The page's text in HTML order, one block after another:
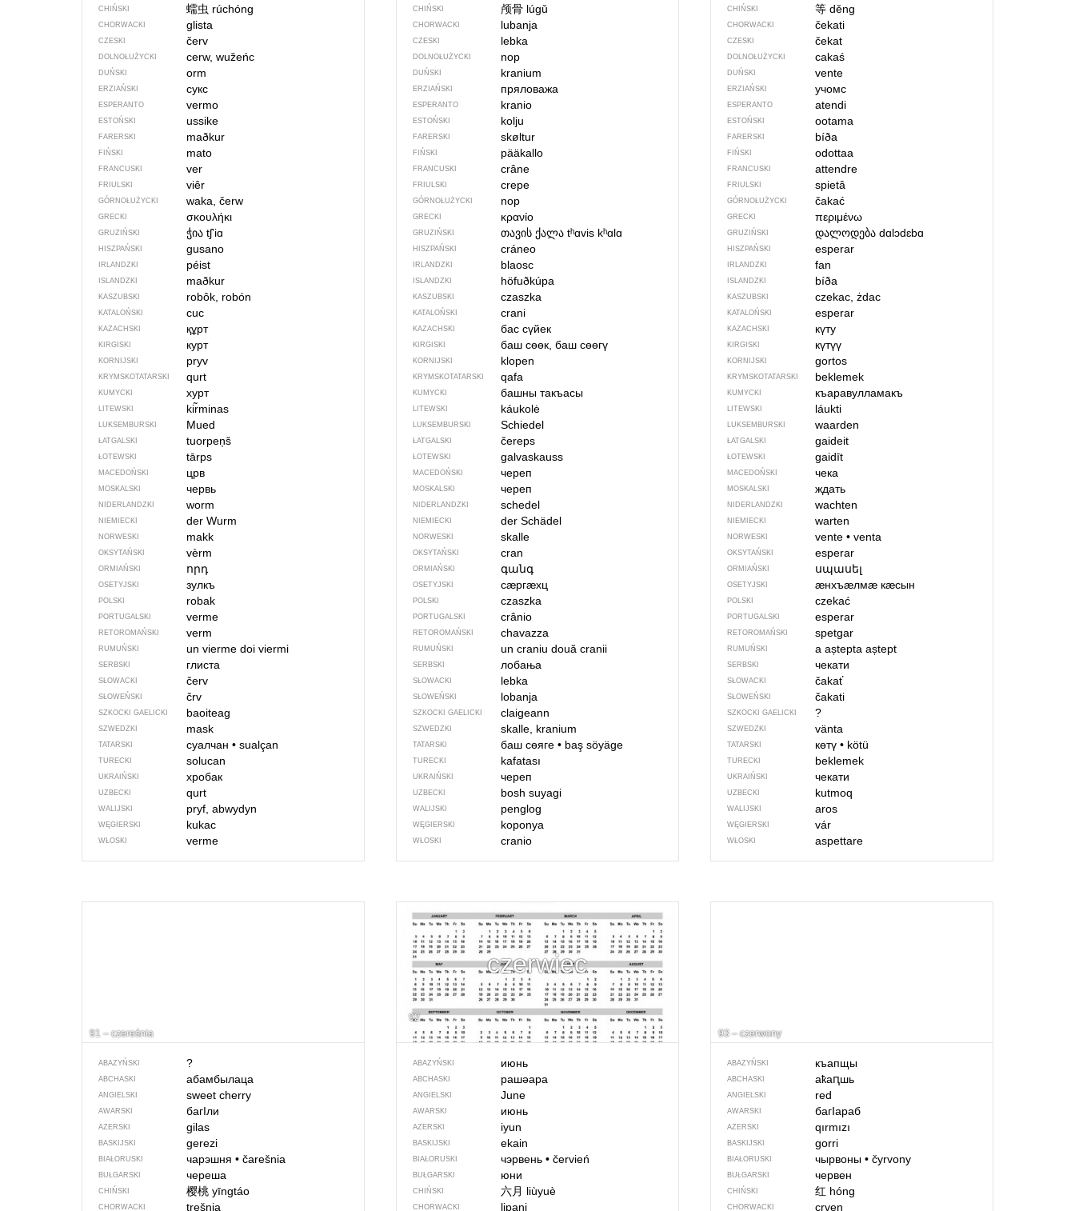
CHIŃSKI 蠕虫 rúchóng
CHORWACKI glista
CZESKI červ
DOLNOŁUŻYCKI cerw, wužeńc
DUŃSKI orm
ERZIAŃSKI сукс
ESPERANTO vermo
ESTOŃSKI ussike
FARERSKI maðkur
FIŃSKI mato
FRANCUSKI ver
FRIULSKI viêr
GÓRNOŁUŻYCKI waka, čerw
GRECKI σκουλήκι
GRUZIŃSKI ჭია tʃʼiɑ
HISZPAŃSKI gusano
IRLANDZKI péist
ISLANDZKI maðkur
KASZUBSKI robôk, robón
KATALOŃSKI cuc
KAZACHSKI құрт
KIRGISKI курт
KORNIJSKI pryv
KRYMSKOTATARSKI qurt
KUMYCKI хурт
LITEWSKI kir̃minas
LUKSEMBURSKI Mued
ŁATGALSKI tuorpeņš
ŁOTEWSKI tārps
MACEDOŃSKI црв
MOSKALSKI червь
NIDERLANDZKI worm
NIEMIECKI der Wurm
NORWESKI makk
OKSYTAŃSKI vèrm
ORMIAŃSKI որդ
OSETYJSKI зулкъ
POLSKI robak
PORTUGALSKI verme
RETOROMAŃSKI verm
RUMUŃSKI un vierme doi viermi
SERBSKI глиста
SŁOWACKI červ
SŁOWEŃSKI črv
SZKOCKI GAELICKI baoiteag
SZWEDZKI mask
TATARSKI суалчан •sualçan
TURECKI solucan
UKRAIŃSKI хробак
UZBECKI qurt
WALIJSKI pryf, abwydyn
WĘGIERSKI kukac
WŁOSKI verme
CHIŃSKI 颅骨 lúgǔ
CHORWACKI lubanja
CZESKI lebka
DOLNOŁUŻYCKI nop
DUŃSKI kranium
ERZIAŃSKI пряловажа
ESPERANTO kranio
ESTOŃSKI kolju
FARERSKI skøltur
FIŃSKI pääkallo
FRANCUSKI crâne
FRIULSKI crepe
GÓRNOŁUŻYCKI nop
GRECKI κρανίο
GRUZIŃSKI თავის ქალა tʰɑvis kʰɑlɑ
HISZPAŃSKI cráneo
IRLANDZKI blaosc
ISLANDZKI höfuðkúpa
KASZUBSKI czaszka
KATALOŃSKI crani
KAZACHSKI бас сүйек
KIRGISKI баш сөөк, баш сөөгү
KORNIJSKI klopen
KRYMSKOTATARSKI qafa
KUMYCKI башны такъасы
LITEWSKI káukolė
LUKSEMBURSKI Schiedel
ŁATGALSKI čereps
ŁOTEWSKI galvaskauss
MACEDOŃSKI череп
MOSKALSKI череп
NIDERLANDZKI schedel
NIEMIECKI der Schädel
NORWESKI skalle
OKSYTAŃSKI cran
ORMIAŃSKI գանգ
OSETYJSKI сӕргӕхц
POLSKI czaszka
PORTUGALSKI crânio
RETOROMAŃSKI chavazza
RUMUŃSKI un craniu două cranii
SERBSKI лобања
SŁOWACKI lebka
SŁOWEŃSKI lobanja
SZKOCKI GAELICKI claigeann
SZWEDZKI skalle, kranium
TATARSKI баш сөяге • baş söyäge
TURECKI kafatası
UKRAIŃSKI череп
UZBECKI bosh suyagi
WALIJSKI penglog
WĘGIERSKI koponya
WŁOSKI cranio
CHIŃSKI 等děng
CHORWACKI čekati
CZESKI čekat
DOLNOŁUŻYCKI cakaś
DUŃSKI vente
ERZIAŃSKI учомс
ESPERANTO atendi
ESTOŃSKI ootama
FARERSKI bíða
FIŃSKI odottaa
FRANCUSKI attendre
FRIULSKI spietâ
GÓRNOŁUŻYCKI čakać
GRECKI περιμένω
GRUZIŃSKI დალოდებაdɑlɔdɛbɑ
HISZPAŃSKI esperar
IRLANDZKI fan
ISLANDZKI bíða
KASZUBSKI czekac, żdac
KATALOŃSKI esperar
KAZACHSKI күту
KIRGISKI күтүү
KORNIJSKI gortos
KRYMSKOTATARSKI beklemek
KUMYCKI къаравулламакъ
LITEWSKI láukti
LUKSEMBURSKI waarden
ŁATGALSKI gaideit
ŁOTEWSKI gaidīt
MACEDOŃSKI чека
MOSKALSKI ждать
NIDERLANDZKI wachten
NIEMIECKI warten
NORWESKI vente• venta
OKSYTAŃSKI esperar
ORMIAŃSKI սպասել
OSETYJSKI ӕнхъӕлмӕ кӕсын
POLSKI czekać
PORTUGALSKI esperar
RETOROMAŃSKI spetgar
RUMUŃSKI a așteptaaștept
SERBSKI чекати
SŁOWACKI čakať
SŁOWEŃSKI čakati
SZKOCKI GAELICKI ?
SZWEDZKI vänta
TATARSKI көтү• kötü
TURECKI beklemek
UKRAIŃSKI чекати
UZBECKI kutmoq
WALIJSKI aros
WĘGIERSKI vár
WŁOSKI aspettare
91 – czereśnia
ABAZYŃSKI ?
ABCHASKI абамбылаца
ANGIELSKI sweet cherry
AWARSKI багIли
AZERSKI gilas
BASKIJSKI gerezi
BIAŁORUSKI чарэшня •čarešnia
BUŁGARSKI череша
CHIŃSKI 樱桃 yīngtáo
CHORWACKI trešnja
czerwiec
92
ABAZYŃSKI июнь
ABCHASKI рашәара
ANGIELSKI June
AWARSKI июнь
AZERSKI iyun
BASKIJSKI ekain
BIAŁORUSKI чэрвень • červień
BUŁGARSKI юни
CHIŃSKI 六月 liùyuè
CHORWACKI lipanj
93 – czerwony
ABAZYŃSKI къапщы
ABCHASKI аҟаԥшь
ANGIELSKI red
AWARSKI багIараб
AZERSKI qırmızı
BASKIJSKI gorri
BIAŁORUSKI чырвоны• čyrvony
BUŁGARSKI червен
CHIŃSKI 红 hóng
CHORWACKI crven